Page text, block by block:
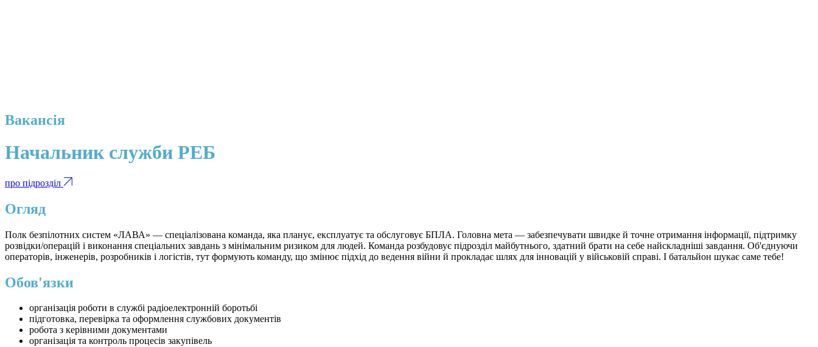
Вакансія
Начальник служби РЕБ
про підрозділ
Огляд
Полк безпілотних систем «ЛАВА» — спеціалізована команда, яка планує, експлуатує та обслуговує БПЛА. Головна мета — забезпечувати швидке й точне отримання інформації, підтримку
розвідки/операцій і виконання спеціальних завдань з мінімальним ризиком для людей. Команда розбудовує підрозділ майбутнього, здатний брати на себе найскладніші завдання. Об'єднуючи
операторів, інженерів, розробників і логістів, тут формують команду, що змінює підхід до ведення війни й прокладає шлях для інновацій у військовій справі. І батальйон шукає саме тебе!
Обов'язки
організація роботи в службі радіоелектронній боротьбі
підготовка, перевірка та оформлення службових документів
робота з керівними документами
організація та контроль процесів закупівель